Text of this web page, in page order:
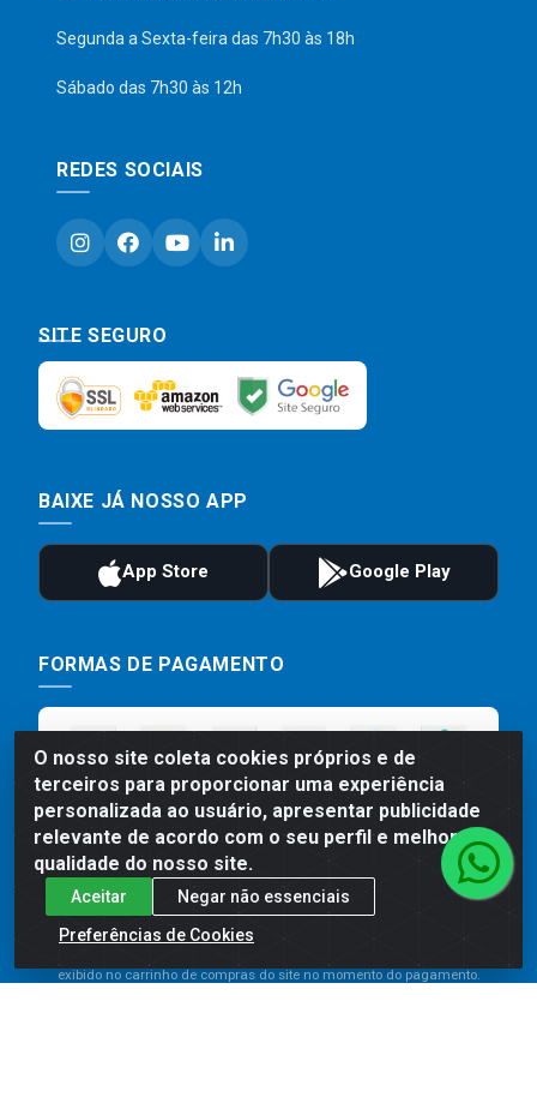
O nosso site coleta cookies próprios e de
terceiros para proporcionar uma experiência
personalizada ao usuário, apresentar publicidade
relevante de acordo com o seu perfil e melhorar a
qualidade do nosso site.
Aceitar
Negar não essenciais
Preferências de Cookies
Segunda a Sexta-feira das 7h30 às 18h
Sábado das 7h30 às 12h
REDES SOCIAIS
SITE SEGURO
BAIXE JÁ NOSSO APP
FORMAS DE PAGAMENTO
Preços, promoções, condições de pagamento e frete são válidos
para compras realizadas exclusivamente pelo site. Caso haja
exibido no carrinho de compras do site no momento do pagamento.